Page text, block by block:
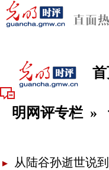
明网评专栏 »
从陆谷孙逝世说